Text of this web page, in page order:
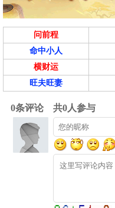
问前程
命中小人
横财运
旺夫旺妻